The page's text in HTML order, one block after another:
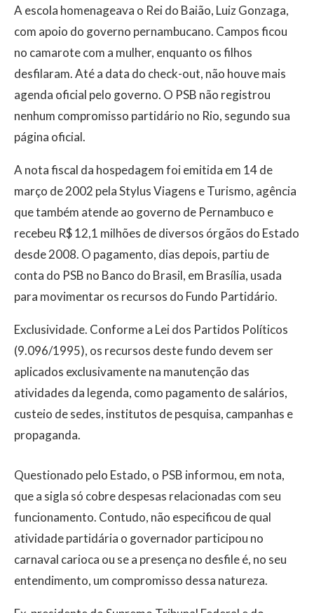
A escola homenageava o Rei do Baião, Luiz Gonzaga,
com apoio do governo pernambucano. Campos ficou
no camarote com a mulher, enquanto os filhos
desfilaram. Até a data do check-out, não houve mais
agenda oficial pelo governo. O PSB não registrou
nenhum compromisso partidário no Rio, segundo sua
página oficial.
A nota fiscal da hospedagem foi emitida em 14 de
março de 2002 pela Stylus Viagens e Turismo, agência
que também atende ao governo de Pernambuco e
recebeu R$ 12,1 milhões de diversos órgãos do Estado
desde 2008. O pagamento, dias depois, partiu de
conta do PSB no Banco do Brasil, em Brasília, usada
para movimentar os recursos do Fundo Partidário.
Exclusividade. Conforme a Lei dos Partidos Políticos
(9.096/1995), os recursos deste fundo devem ser
aplicados exclusivamente na manutenção das
atividades da legenda, como pagamento de salários,
custeio de sedes, institutos de pesquisa, campanhas e
propaganda.
Questionado pelo Estado, o PSB informou, em nota,
que a sigla só cobre despesas relacionadas com seu
funcionamento. Contudo, não especificou de qual
atividade partidária o governador participou no
carnaval carioca ou se a presença no desfile é, no seu
entendimento, um compromisso dessa natureza.